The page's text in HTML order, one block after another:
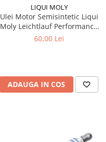
LIQUI MOLY
Ulei Motor Semisintetic Liqui
Moly Leichtlauf Performance
10W-40 1 litru
60,00 Lei
ADAUGA IN COS